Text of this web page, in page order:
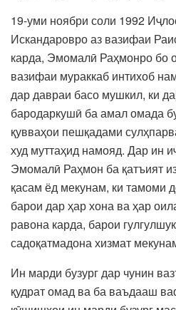
19-уми ноябри соли 1992
Искандаровро аз вазифаи
карда, Эмомалӣ Раҳмонро бо
вазифаи мураккаб интихоб
дар давраи басо мушкил, ки
бародаркушӣ ба амал омада
қувваҳои пешқадами
худ муттаҳид намояд. Дар ин
Эмомалӣ Раҳмон ба қатъият
қасам ёд мекунам, ки тамоми
барои дар ҳар хона ва ҳар
равона карда, барои
садоқатмадона хизмат
Ин марди бузург дар чунин
қудрат омад ва ба ваъдааш